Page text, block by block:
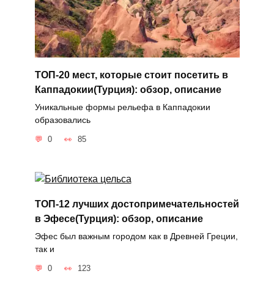
ТОП-20 мест, которые стоит посетить в
Каппадокии(Турция): обзор, описание
Уникальные формы рельефа в Каппадокии
образовались
0 85
ТОП-12 лучших достопримечательностей
в Эфесе(Турция): обзор, описание
Эфес был важным городом как в Древней Греции,
так и
0 123